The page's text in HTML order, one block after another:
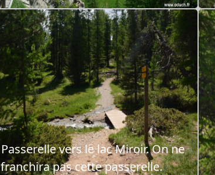
Passerelle vers le lac Miroir. On ne
franchira pas cette passerelle.